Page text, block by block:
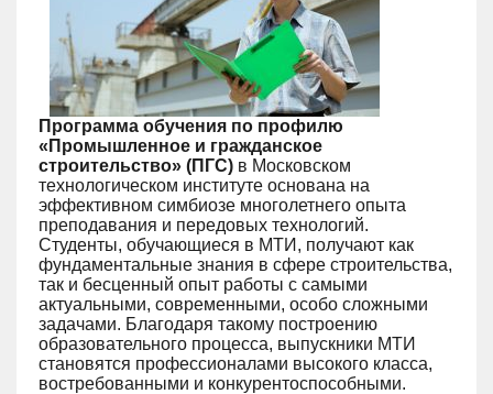
Программа обучения по профилю
«Промышленное и гражданское
строительство» (ПГС) в Московском
технологическом институте основана на
эффективном симбиозе многолетнего опыта
преподавания и передовых технологий.
Студенты, обучающиеся в МТИ, получают как
фундаментальные знания в сфере строительства,
так и бесценный опыт работы с самыми
актуальными, современными, особо сложными
задачами. Благодаря такому построению
образовательного процесса, выпускники МТИ
становятся профессионалами высокого класса,
востребованными и конкурентоспособными.